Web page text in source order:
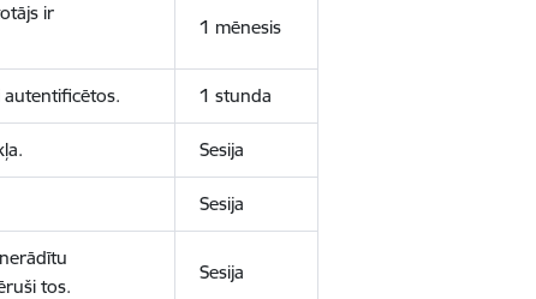
ir
1 mēnesis
autentificētos. 1 stunda
Sesija
Sesija
tos.
Sesija